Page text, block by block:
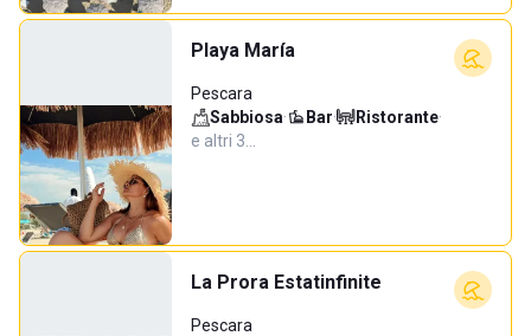
Playa María
Pescara
Sabbiosa· Bar· Ristorante·
e altri 3…
La Prora Estatinfinite
Pescara